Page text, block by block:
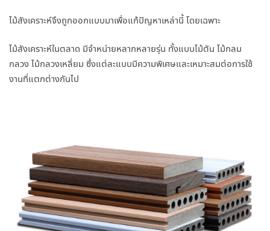
ไม้สังเคราะห์จึงถูกออกแบบมาเพื่อแก้ปัญหาเหล่านี้ โดยเฉพาะ
ไม้สังเคราะห์ในตลาด มีจำหน่ายหลากหลายรุ่น ทั้งแบบไม้ตัน ไม้กลม
กลวง ไม้กลวงเหลี่ยม ซึ่งแต่ละแบบมีความพิเศษและเหมาะสมต่อการใช้
งานที่แตกต่างกันไป